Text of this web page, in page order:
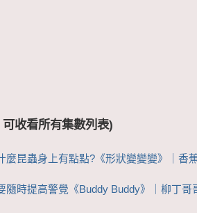
收看所有集數列表)
麼昆蟲身上有點點?《形狀變變變》｜香
隨時提高警覺《Buddy Buddy》｜柳丁哥